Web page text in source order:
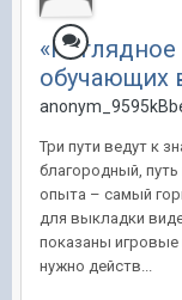
обучающих
Три пути ведут к
благородный,
опыта – самый
для выкладки
показаны игровые
нужно действ...